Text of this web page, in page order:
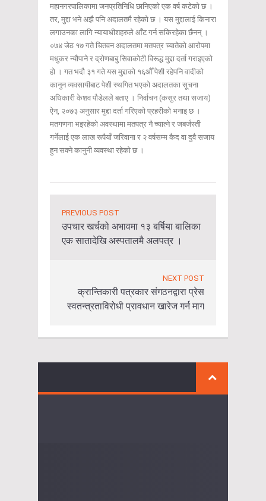
महानगरपालिकामा जनप्रतिनिधि छानिएको एक वर्ष कटेको छ ।
तर, मुद्दा भने अझै पनि अदालतमै रहेको छ । यस मुद्दालाई किनारा
लगाउनका लागि न्यायाधीशहरुले आँट गर्न सकिरहेका छैनन् ।
०७४ जेठ १७ गते चितवन अदालतमा मतपत्र च्यातेको आरोपमा
मधुकर न्यौपाने र द्रोणबाबु सिवाकोटी विरूद्ध मुद्दा दर्ता गराइएको
हो । गत भदौ ३१ गते यस मुद्दाको १६औँ पेशी रहेपनि वादीको
कानुन व्यवसायीबाट पेशी स्थगित भएको अदालतका सूचना
अधिकारी केशव पौडेलले बताए । निर्वाचन (कसुर तथा सजाय)
ऐन, २०७३ अनुसार मुद्दा दर्ता गरिएको प्रहरीको भनाइ छ ।
मतगणना भइरहेको अवस्थामा मतपत्र नै च्यात्ने र जबर्जस्ती
गर्नेलाई एक लाख रूपैयाँ जरिवाना र २ वर्षसम्म कैद वा दुवै सजाय
हुन सक्ने कानुनी व्यवस्था रहेको छ ।
PREVIOUS POST
उपचार खर्चको अभावमा १३ बर्षिया बालिका
एक सातादेखि अस्पतालमै अलपत्र ।
NEXT POST
क्रान्तिकारी पत्रकार संगठनद्वारा प्रेस
स्वतन्त्रताविरोधी प्रावधान खारेज गर्न माग